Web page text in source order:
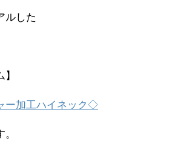
ルした
加工ハイネック◇